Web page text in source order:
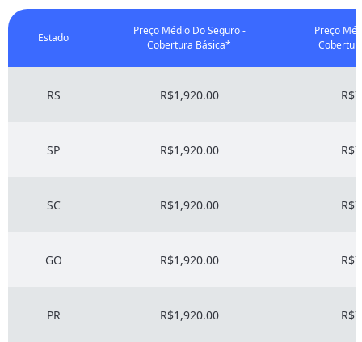
Estado
Preço Médio Do Seguro -
Cobertura Básica*
Preço
RS R$1,920.00
SP R$1,920.00
SC R$1,920.00
GO R$1,920.00
PR R$1,920.00